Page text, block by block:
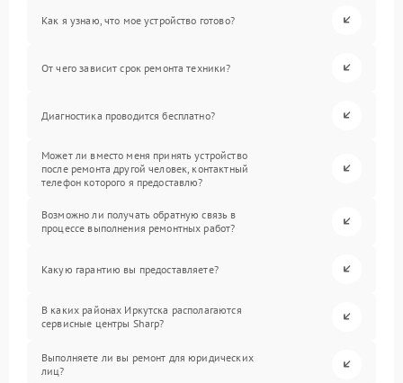
Как я узнаю, что мое устройство готово?
От чего зависит срок ремонта техники?
Диагностика проводится бесплатно?
Может ли вместо меня принять устройство
после ремонта другой человек, контактный
телефон которого я предоставлю?
Возможно ли получать обратную связь в
процессе выполнения ремонтных работ?
Какую гарантию вы предоставляете?
В каких районах Иркутска располагаются
сервисные центры Sharp?
Выполняете ли вы ремонт для юридических
лиц?